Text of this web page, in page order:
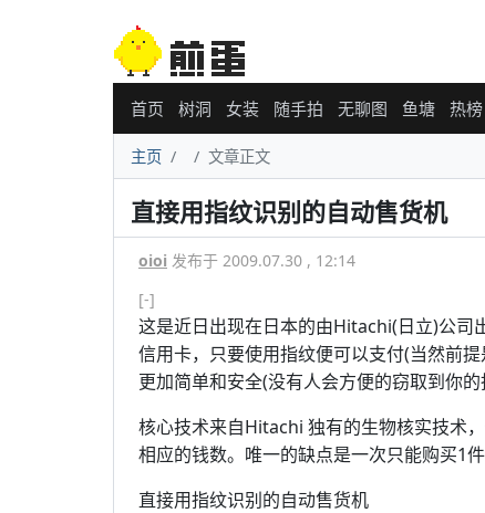
首页 树洞 女装 随手拍 无聊图 鱼塘 热榜
主页 文章正文
直接用指纹识别的自动售货机
oioi 发布于 2009.07.30 , 12:14
[-]
这是近日出现在日本的由Hitachi(日立)公司
信用卡，只要使用指纹便可以支付(当然前
更加简单和安全(没有人会方便的窃取到你的
核心技术来自Hitachi 独有的生物核实技术
相应的钱数。唯一的缺点是一次只能购买1
直接用指纹识别的自动售货机